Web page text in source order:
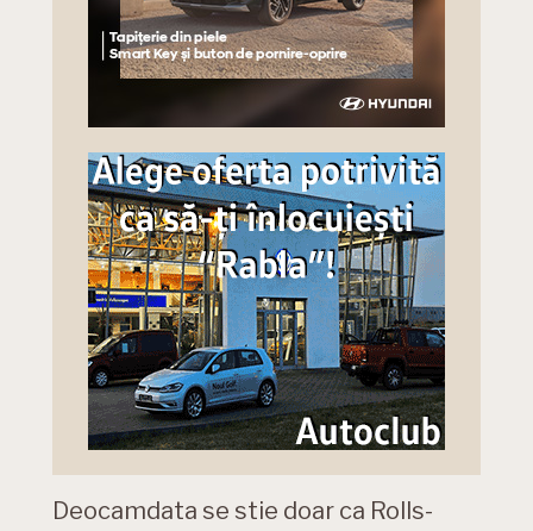
Deocamdata se stie doar ca Rolls-